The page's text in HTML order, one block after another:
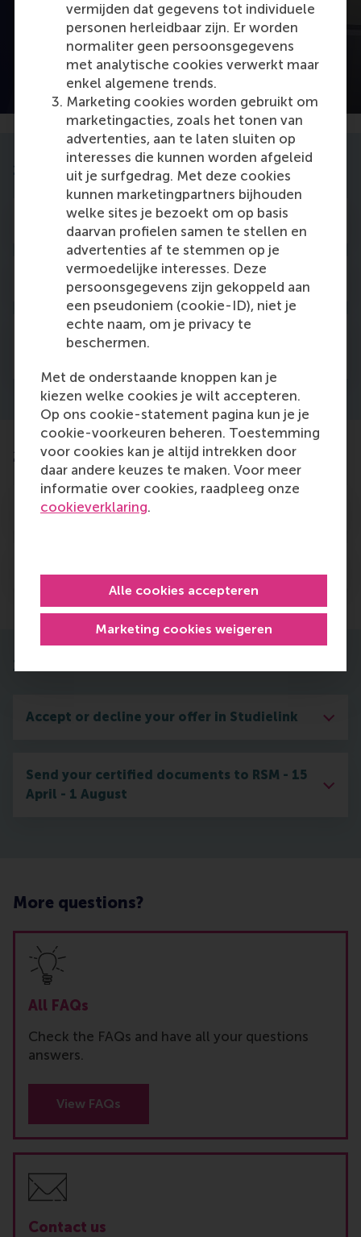
vermijden dat gegevens tot individuele
personen herleidbaar zijn. Er worden
normaliter geen persoonsgegevens
met analytische cookies verwerkt maar
enkel algemene trends.
Marketing cookies worden gebruikt om
marketingacties, zoals het tonen van
advertenties, aan te laten sluiten op
interesses die kunnen worden afgeleid
uit je surfgedrag. Met deze cookies
kunnen marketingpartners bijhouden
welke sites je bezoekt om op basis
daarvan profielen samen te stellen en
advertenties af te stemmen op je
vermoedelijke interesses. Deze
persoonsgegevens zijn gekoppeld aan
een pseudoniem (cookie-ID), niet je
echte naam, om je privacy te
beschermen.
Met de onderstaande knoppen kan je
kiezen welke cookies je wilt accepteren.
Op ons cookie-statement pagina kun je je
cookie-voorkeuren beheren. Toestemming
voor cookies kan je altijd intrekken door
daar andere keuzes te maken. Voor meer
informatie over cookies, raadpleeg onze
cookieverklaring.
Marketing cookies weigeren
Alle cookies accepteren
IBA application process explained
1. Preparation and application
Application opens - 1 October
Register in Studielink by 15 January
Submit the Online Application Form
2. Evaluation and selection
Applications evaluation October - March
3. Results and enrolment
Accept or decline your offer in Studielink
Send your certified documents to RSM - 15
April - 1 August
More questions?
All FAQs
Check the FAQs and have all your questions
answers.
View FAQs
Contact us